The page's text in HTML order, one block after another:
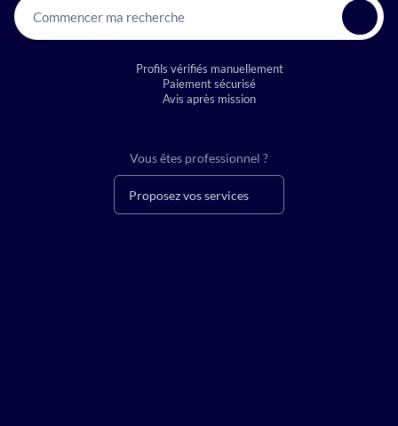
Commencer ma recherche
Profils vérifiés manuellement
Paiement sécurisé
Avis après mission
Vous êtes professionnel ?
Proposez vos services